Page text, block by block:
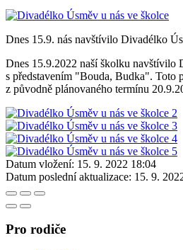
Dnes 15.9. nás navštívilo Divadélko
Dnes 15.9.2022 naší školku navštívilo
s představením "Bouda, Budka". Toto
z původně plánovaného termínu
Datum vložení: 15. 9. 2022 18:04
Datum poslední aktualizace: 15. 9.
Pro rodiče